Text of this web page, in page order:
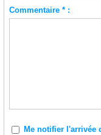
Commentaire * :
Me notifier l'arrivée